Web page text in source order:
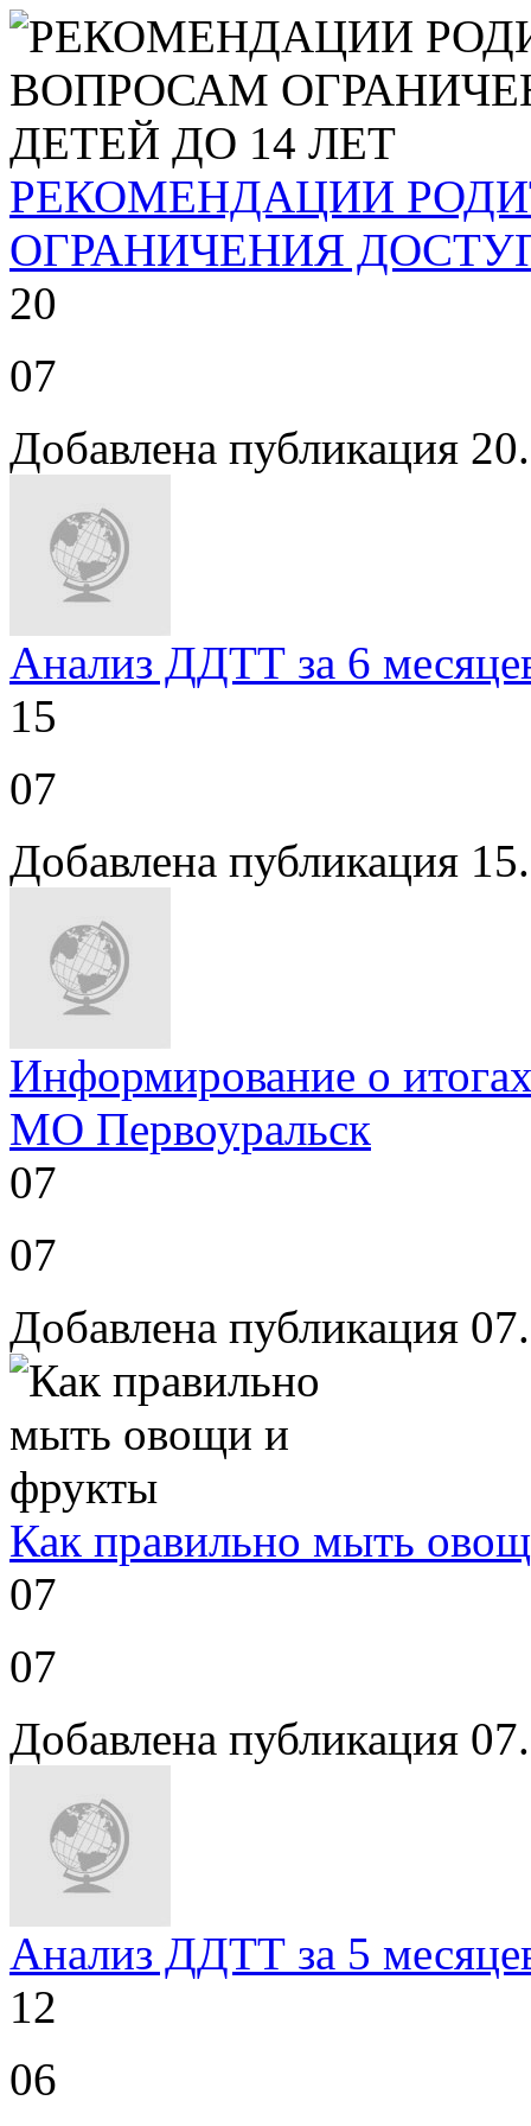
РЕКОМЕНДАЦИИ
ОГРАНИЧЕНИЯ
20
07
Добавлена публикация
Анализ ДДТТ за 6
15
07
Добавлена публикация
Информирование о
МО Первоуральск
07
07
Добавлена публикация
Как правильно мыть
07
07
Добавлена публикация
Анализ ДДТТ за 5
12
06